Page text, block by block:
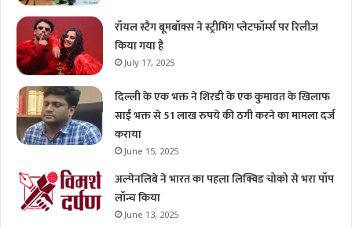
रॉयल स्टैग बूमबॉक्स ने स्ट्रीमिंग प्लेटफॉर्म्स पर रिलीज़
किया गया है
July 17, 2025
दिल्ली के एक भक्त ने शिरडी के एक कुमावत के खिलाफ
साईं भक्त से 51 लाख रुपये की ठगी करने का मामला दर्ज
कराया
June 15, 2025
अल्पेनलिबे ने भारत का पहला लिक्विड चोको से भरा पॉप
लॉन्च किया
June 13, 2025